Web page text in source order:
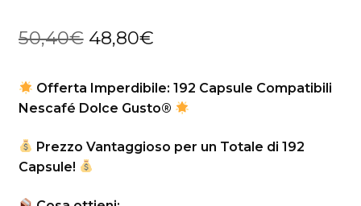
50,40€ Il
originale
50,40€.
48,80€Il
attuale
48,80€.
Offerta Imperdibile: 192 Capsule Compatibili
Nescafé Dolce Gusto®
Prezzo Vantaggioso per un Totale di 192
Capsule!